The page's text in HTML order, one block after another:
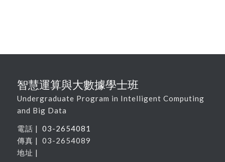
智慧運算與大數據學士班
Undergraduate Program in Intelligent Computing
and Big Data
電話 | 03-2654081
傳真 | 03-2654089
地址 |